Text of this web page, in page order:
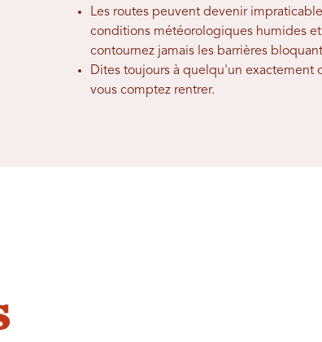
Les routes peuvent devenir
conditions météorologiques humides
contournez jamais les barrières
Dites toujours à quelqu'un exactement
vous comptez rentrer.